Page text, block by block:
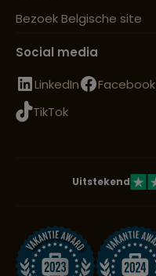
Bezoek Belgische site
Social media
LinkedIn
Facebook
TikTok
Uitstekend